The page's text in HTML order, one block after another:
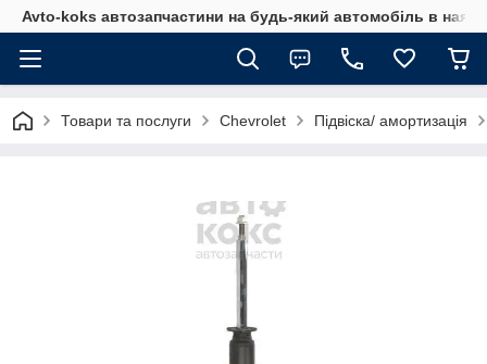
Avto-koks автозапчастини на будь-який автомобіль в
Товари та послуги Chevrolet Підвіска/ амортизація